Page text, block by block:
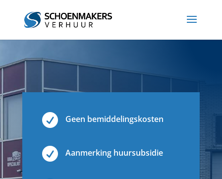
 Geen bemiddelingskosten
 Aanmerking huursubsidie